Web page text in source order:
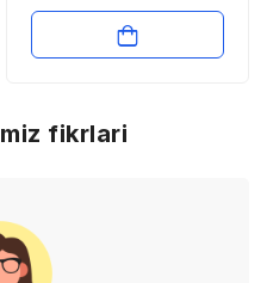
fikrlari